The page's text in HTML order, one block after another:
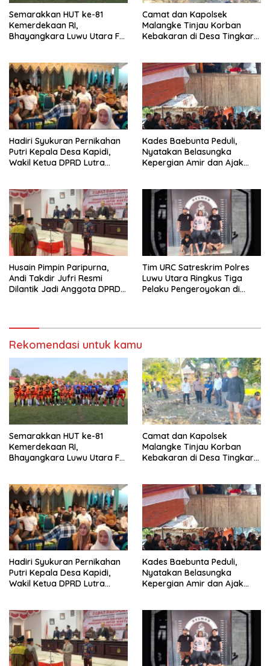
Semarakkan HUT ke-81
Kemerdekaan RI,
Bhayangkara Luwu Utara FC
Camat dan Kapolsek
Malangke Tinjau Korban
Kebakaran di Desa Tingkara,
Hadiri Syukuran Pernikahan
Putri Kepala Desa Kapidi,
Wakil Ketua DPRD Lutra
Kades Baebunta Peduli,
Nyatakan Belasungka
Kepergian Amir dan Ajak
Husain Pimpin Paripurna,
Andi Takdir Jufri Resmi
Dilantik Jadi Anggota DPRD
Tim URC Satreskrim Polres
Luwu Utara Ringkus Tiga
Pelaku Pengeroyokan di
Rekomendasi untuk kamu
Semarakkan HUT ke-81
Kemerdekaan RI,
Bhayangkara Luwu Utara FC
Camat dan Kapolsek
Malangke Tinjau Korban
Kebakaran di Desa Tingkara,
Hadiri Syukuran Pernikahan
Putri Kepala Desa Kapidi,
Wakil Ketua DPRD Lutra
Kades Baebunta Peduli,
Nyatakan Belasungka
Kepergian Amir dan Ajak